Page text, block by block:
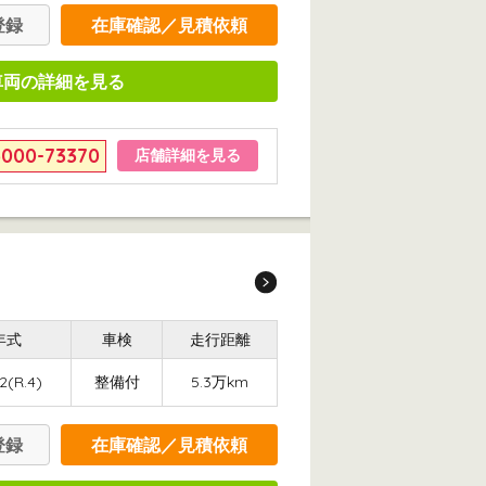
録 在庫確認／見積依頼
の詳細を見る
73370 店舗詳細を見る
式 車検 走行距離
整備付 5.3万km
録 在庫確認／見積依頼